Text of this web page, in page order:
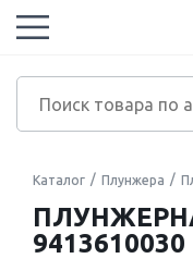
Каталог Плунжера
9413610030